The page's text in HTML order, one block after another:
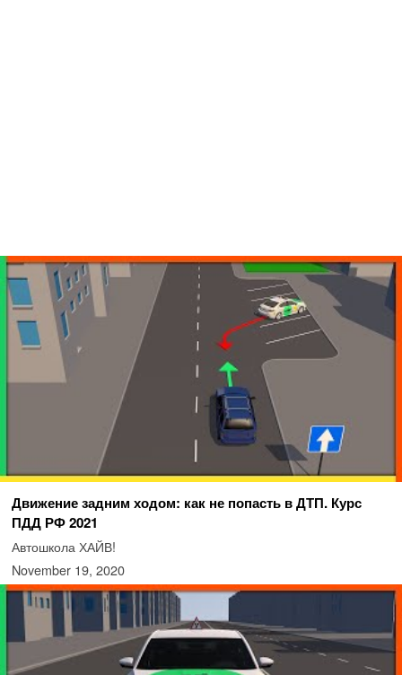
Движение задним ходом: как не попасть в ДТП. Курс
ПДД РФ 2021
Автошкола ХАЙВ!
November 19, 2020